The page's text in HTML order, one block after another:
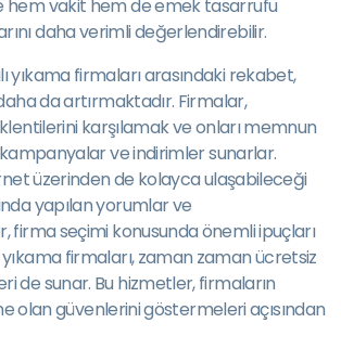
hem vakit hem de emek tasarrufu
daha verimli değerlendirebilir.
yıkama firmaları arasındaki rekabet,
da artırmaktadır. Firmalar,
karşılamak ve onları memnun
ve indirimler sunarlar.
üzerinden de kolayca ulaşabileceği
yapılan yorumlar ve
firma seçimi konusunda önemli ipuçları
firmaları, zaman zaman ücretsiz
de sunar. Bu hizmetler, firmaların
olan güvenlerini göstermeleri açısından